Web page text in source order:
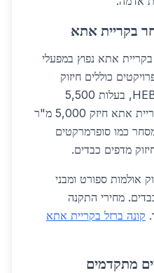
בקריית אתא
אתא נפוץ במפעלי
כוללים חיזוק
קירות נושאי משקל בפרופילי HEB, בעלות 5,500
שקלים לטון. דוגמה: מפעל בקריית אתא חיזק 5,000 מ"ר
מסחר כמו סופרמרקטים
מדפים כבדים.
אולמות ספורט ומבני
מחירי התקנה
קונה ברזל בקריית אתא
מתקדמים